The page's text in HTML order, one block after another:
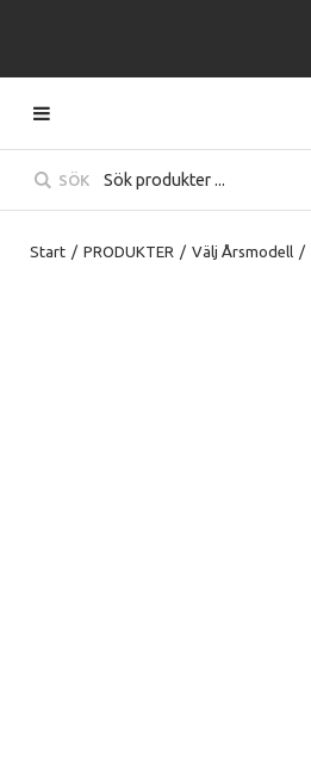
SÖK
Start / PRODUKTER / Välj Årsmodell /